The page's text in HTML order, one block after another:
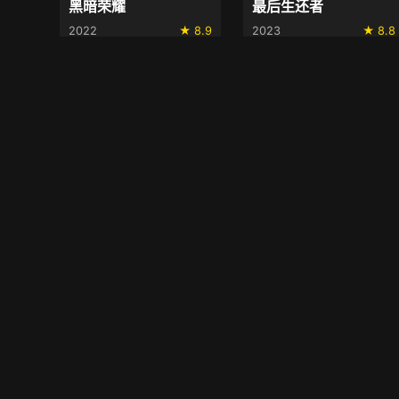
黑暗荣耀
2022 ★ 8.9
最后生还者
2023 ★ 8.8